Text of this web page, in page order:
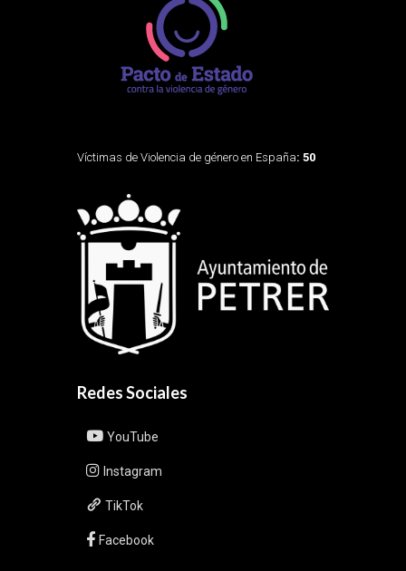
Víctimas de Violencia de género en España: 50
Redes Sociales
YouTube
Instagram
TikTok
Facebook